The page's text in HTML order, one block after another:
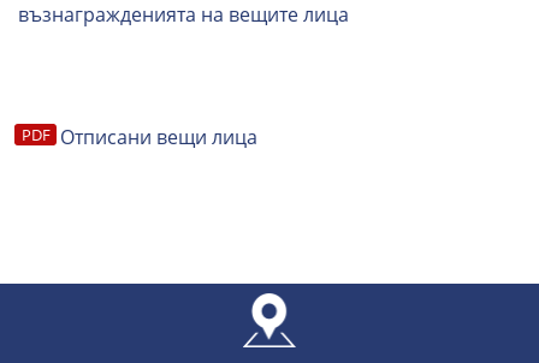
възнагражденията на вещите лица
Отписани вещи лица